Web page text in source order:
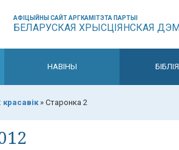
АФІЦЫЙНЫ САЙТ АРГКАМІТЭТА ПАРТЫІ
БЕЛАРУСКАЯ ХРЫСЦІЯНСКАЯ
НАВІНЫ
красавік» Старонка 2